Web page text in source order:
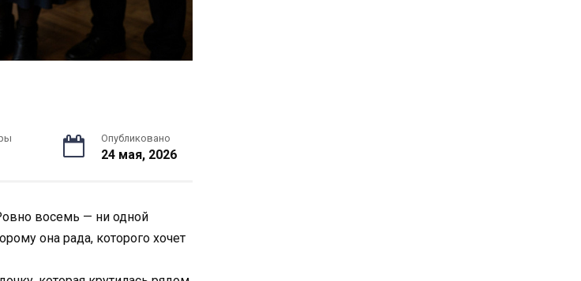
Опубликовано
24 мая, 2026
восемь — ни одной
она рада, которого хочет